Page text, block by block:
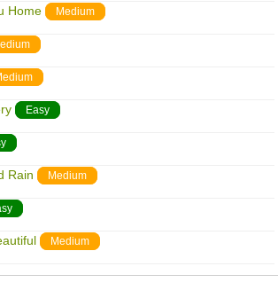
Home Medium
Easy
Rain Medium
Medium